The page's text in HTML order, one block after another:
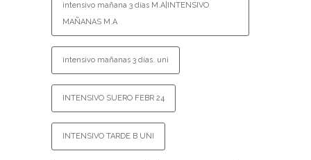
intensivo mañana 3 días M.A|INTENSIVO
MAÑANAS M.A
intensivo mañanas 3 días. uni
INTENSIVO SUERO FEBR 24
INTENSIVO TARDE B UNI